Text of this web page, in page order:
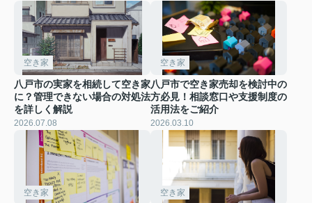
空き家
八戸市の実家を相続して空き家
に？管理できない場合の対処法
を詳しく解説
2026.07.08
空き家
八戸市で空き家売却を検討中の
方必見！相談窓口や支援制度の
活用法をご紹介
2026.03.10
空き家 空き家